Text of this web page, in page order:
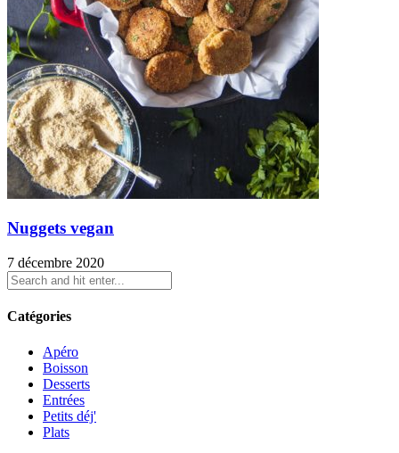
Nuggets vegan
7 décembre 2020
Catégories
Apéro
Boisson
Desserts
Entrées
Petits déj'
Plats